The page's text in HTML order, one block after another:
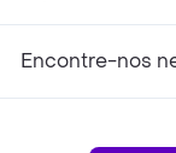
Encontre-nos